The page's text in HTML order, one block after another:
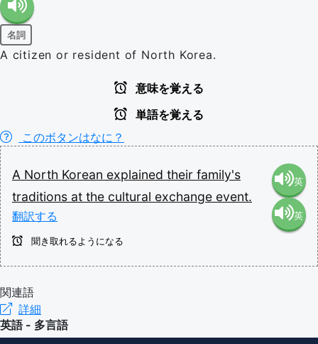
名詞
A citizen or resident of North Korea.
意味を覚える
単語を覚える
このボタンはなに？
A North Korean explained their family's
traditions at the cultural exchange event.
翻訳する
英
語（米
英
聞き取れるようになる
関連語
詳細
英語 - 多言語